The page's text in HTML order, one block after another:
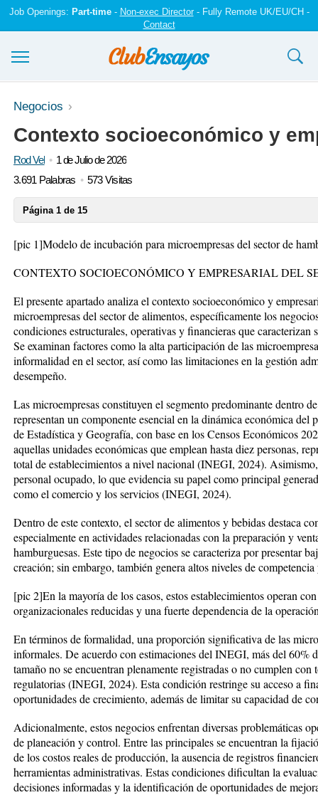
Job Openings: Part-time- Non-exec Director- Fully Remote UK/EU/CH -
Contact
Ensayos y trabajos
Registrarse
Iniciar sesión
Negocios
Contexto socioeconómico y
Rod Vel
1 de Julio de 2026
3.691 Palabras
573 Visitas
Página 1 de 15
[pic 1]Modelo de incubación para microempresas del sector de
CONTEXTO SOCIOECONÓMICO Y EMPRESARIAL DEL
El presente apartado analiza el contexto socioeconómico y
microempresas del sector de alimentos, específicamente los
condiciones estructurales, operativas y financieras que
Se examinan factores como la alta participación de las
informalidad en el sector, así como las limitaciones en la gestión
desempeño.
Las microempresas constituyen el segmento predominante dentro
representan un componente esencial en la dinámica económica
de Estadística y Geografía, con base en los Censos Económicos
aquellas unidades económicas que emplean hasta diez personas,
total de establecimientos a nivel nacional (INEGI, 2024).
personal ocupado, lo que evidencia su papel como principal
como el comercio y los servicios (INEGI, 2024).
Dentro de este contexto, el sector de alimentos y bebidas destaca
especialmente en actividades relacionadas con la preparación y
hamburguesas. Este tipo de negocios se caracteriza por presentar
creación; sin embargo, también genera altos niveles de
[pic 2]En la mayoría de los casos, estos establecimientos operan
organizacionales reducidas y una fuerte dependencia de la
En términos de formalidad, una proporción significativa de las
informales. De acuerdo con estimaciones del INEGI, más del 60%
tamaño no se encuentran plenamente registradas o no cumplen
regulatorias (INEGI, 2024). Esta condición restringe su acceso a
oportunidades de crecimiento, además de limitar su capacidad de
Adicionalmente, estos negocios enfrentan diversas problemáticas
de planeación y control. Entre las principales se encuentran la
de los costos reales de producción, la ausencia de registros
herramientas administrativas. Estas condiciones dificultan la
decisiones informadas y la identificación de oportunidades de